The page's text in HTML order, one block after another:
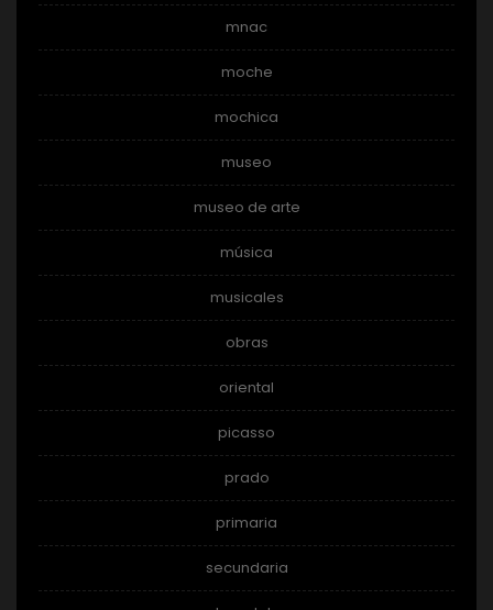
mnac
moche
mochica
museo
museo de arte
música
musicales
obras
oriental
picasso
prado
primaria
secundaria